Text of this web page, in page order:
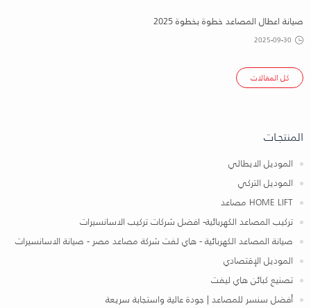
صيانة اعطال المصاعد خطوة بخطوة 2025
2025-09-30
كل المقالات
المنتجـات
الموديل الايطالي
الموديل التركي
HOME LIFT مصاعد
تركيب المصاعد الكهربائية- افضل شركات تركيب الاسانسيرات
صيانة المصاعد الكهربائية - هاي لفت شركة مصاعد مصر - صيانة الاسانسيرات
الموديل الإقتصادي
تصنيع كبائن هاي ليفت
أفضل سنسر للمصاعد | جودة عالية واستجابة سريعة